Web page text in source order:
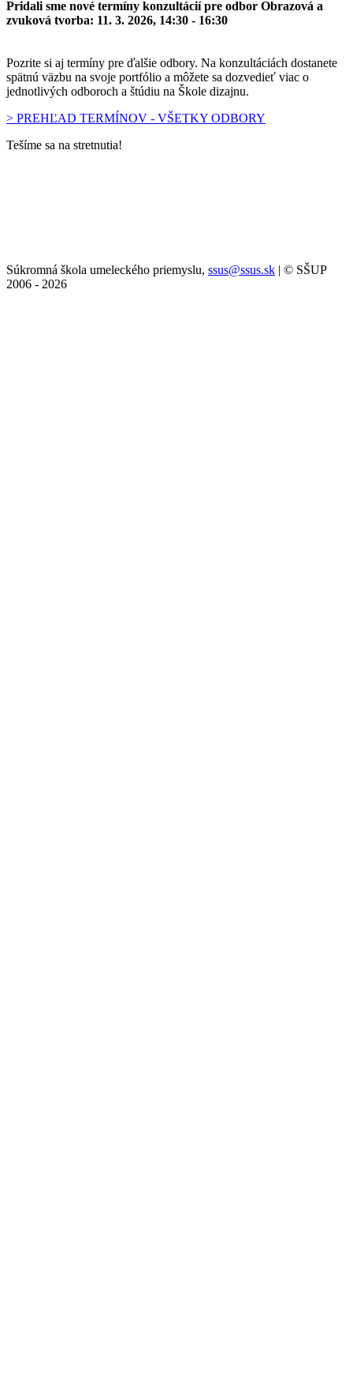
Pridali sme nové termíny konzultácií pre odbor Obrazová a
zvuková tvorba: 11. 3. 2026, 14:30 - 16:30
Pozrite si aj termíny pre ďalšie odbory. Na konzultáciách dostanete
spätnú väzbu na svoje portfólio a môžete sa dozvedieť viac o
jednotlivých odboroch a štúdiu na Škole dizajnu.
> PREHĽAD TERMÍNOV - VŠETKY ODBORY
Tešíme sa na stretnutia!
Súkromná škola umeleckého priemyslu, ssus@ssus.sk | © SŠUP
2006 - 2026